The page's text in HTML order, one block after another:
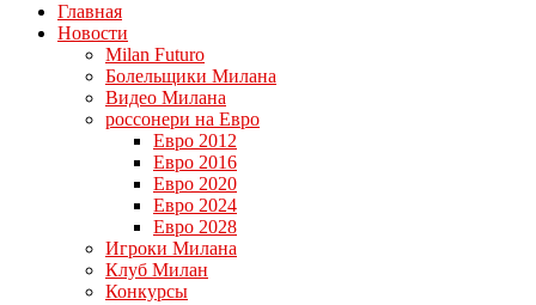
Главная
Новости
Milan Futuro
Болельщики Милана
Видео Милана
россонери на Евро
Евро 2012
Евро 2016
Евро 2020
Евро 2024
Евро 2028
Игроки Милана
Клуб Милан
Конкурсы